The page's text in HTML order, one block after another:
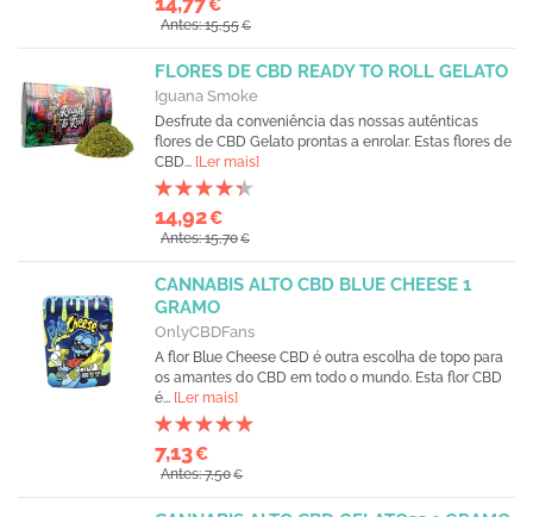
€
Antes: 15,55€
FLORES DE CBD READY TO ROLL GELATO
Iguana Smoke
Desfrute da conveniência das nossas autênticas
flores de CBD Gelato prontas a enrolar. Estas flores de
CBD... [Ler mais]
14,92€
Antes: 15,70€
CANNABIS ALTO CBD BLUE CHEESE 1
GRAMO
OnlyCBDFans
A flor Blue Cheese CBD é outra escolha de topo para
os amantes do CBD em todo o mundo. Esta flor CBD
é... [Ler mais]
7,13€
Antes: 7,50€